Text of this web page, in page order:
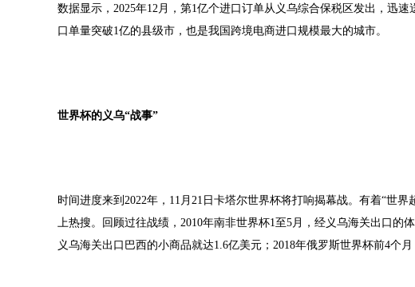
数据显示，2025年12月，第1亿个进口订单从义乌综合保税区发出，迅
口单量突破1亿的县级市，也是我国跨境电商进口规模最大的城市。
世界杯的义乌“战事”
时间进度来到2022年，11月21日卡塔尔世界杯将打响揭幕战。有着“世
上热搜。回顾过往战绩，2010年南非世界杯1至5月，经义乌海关出口的
义乌海关出口巴西的小商品就达1.6亿美元；2018年俄罗斯世界杯前4